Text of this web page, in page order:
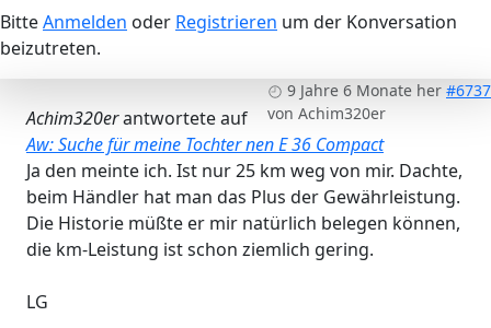
BitteAnmelden oder Registrieren um der Konversation
beizutreten.
9 Jahre 6 Monate her #6737
von Achim320er
Achim320erantwortete auf
Aw: Suche für meine Tochter nen E 36 Compact
Ja den meinte ich. Ist nur 25 km weg von mir. Dachte,
beim Händler hat man das Plus der Gewährleistung.
Die Historie müßte er mir natürlich belegen können,
die km-Leistung ist schon ziemlich gering.
LG